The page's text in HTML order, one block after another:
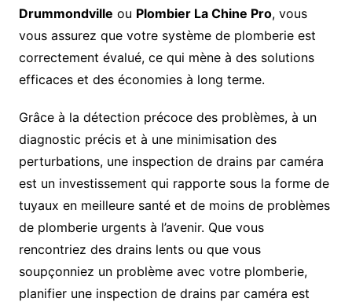
Drummondville ou Plombier La Chine Pro, vous
vous assurez que votre système de plomberie est
correctement évalué, ce qui mène à des solutions
efficaces et des économies à long terme.
Grâce à la détection précoce des problèmes, à un
diagnostic précis et à une minimisation des
perturbations, une inspection de drains par caméra
est un investissement qui rapporte sous la forme de
tuyaux en meilleure santé et de moins de problèmes
de plomberie urgents à l’avenir. Que vous
rencontriez des drains lents ou que vous
soupçonniez un problème avec votre plomberie,
planifier une inspection de drains par caméra est